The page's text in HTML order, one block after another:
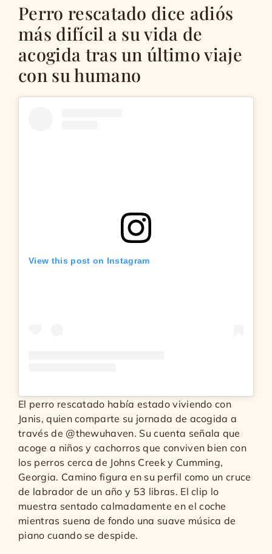
Perro rescatado dice adiós
más difícil a su vida de
acogida tras un último viaje
con su humano
View this post on Instagram
El perro rescatado había estado viviendo con
Janis, quien comparte su jornada de acogida a
través de @thewuhaven. Su cuenta señala que
acoge a niños y cachorros que conviven bien con
los perros cerca de Johns Creek y Cumming,
Georgia. Camino figura en su perfil como un cruce
de labrador de un año y 53 libras. El clip lo
muestra sentado calmadamente en el coche
mientras suena de fondo una suave música de
piano cuando se despide.